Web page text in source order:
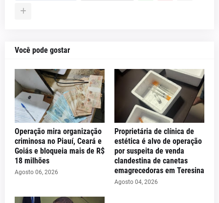
Você pode gostar
Operação mira organização
criminosa no Piauí, Ceará e
Goiás e bloqueia mais de R$
18 milhões
Agosto 06, 2026
Proprietária de clínica de
estética é alvo de operação
por suspeita de venda
clandestina de canetas
emagrecedoras em Teresina
Agosto 04, 2026